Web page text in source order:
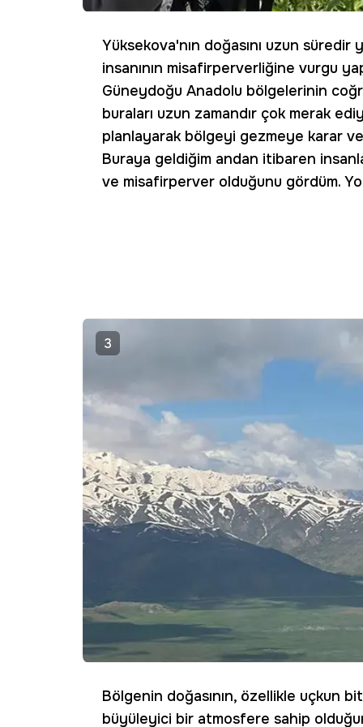
Yüksekova'nın doğasını uzun
insanının misafirperverliğine vurgu
Güneydoğu Anadolu bölgelerinin
buraları uzun zamandır çok merak
planlayarak bölgeyi gezmeye karar
Buraya geldiğim andan itibaren
ve misafirperver olduğunu gördüm.
3
Bölgenin doğasının, özellikle uçkun
büyüleyici bir atmosfere sahip